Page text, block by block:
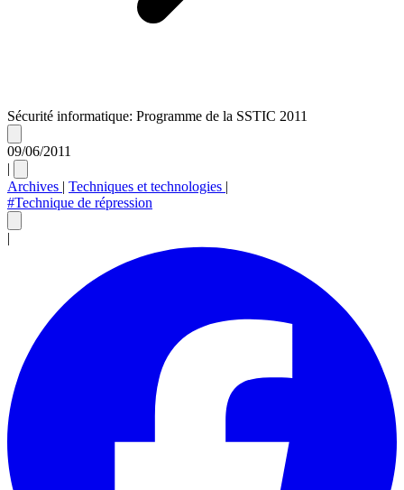
Sécurité informatique: Programme de la SSTIC 2011
09/06/2011
|
Archives | Techniques et technologies |
#Technique de répression
|